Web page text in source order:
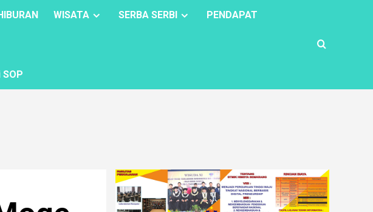
WISATA SERBA SERBI PENDAPAT